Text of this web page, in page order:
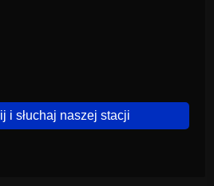
i słuchaj naszej stacji